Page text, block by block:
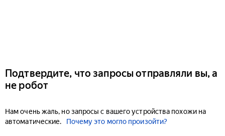
Подтвердите, что запросы отправляли вы, а
не робот
Нам очень жаль, но запросы с вашего устройства похожи на
автоматические.
Почему это могло произойти?